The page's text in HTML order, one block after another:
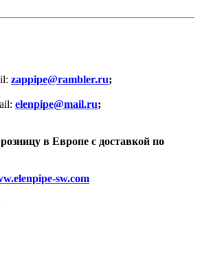
: zappipe@rambler.ru;
elenpipe@mail.ru;
в Европе с доставкой по
sw.com